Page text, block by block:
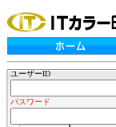
ユーザーID
パスワード